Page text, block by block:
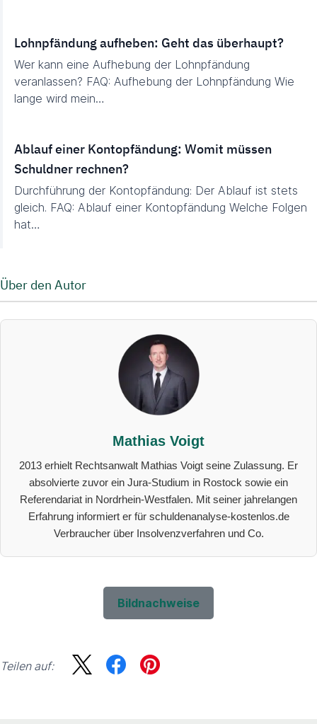
Lohnpfändung aufheben: Geht das überhaupt?
Wer kann eine Aufhebung der Lohnpfändung
veranlassen? FAQ: Aufhebung der Lohnpfändung Wie
lange wird mein…
Ablauf einer Kontopfändung: Womit müssen
Schuldner rechnen?
Durchführung der Kontopfändung: Der Ablauf ist stets
gleich. FAQ: Ablauf einer Kontopfändung Welche Folgen
hat…
Über den Autor
Mathias Voigt
2013 erhielt Rechtsanwalt Mathias Voigt seine Zulassung. Er
absolvierte zuvor ein Jura-Studium in Rostock sowie ein
Referendariat in Nordrhein-Westfalen. Mit seiner jahrelangen
Erfahrung informiert er für schuldenanalyse-kostenlos.de
Verbraucher über Insolvenzverfahren und Co.
Bildnachweise
Teilen auf: